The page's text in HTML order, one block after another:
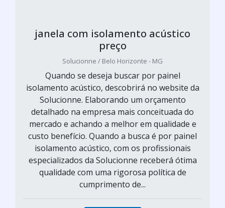
janela com isolamento acústico
preço
Solucionne / Belo Horizonte - MG
Quando se deseja buscar por painel
isolamento acústico, descobrirá no website da
Solucionne. Elaborando um orçamento
detalhado na empresa mais conceituada do
mercado e achando a melhor em qualidade e
custo benefício. Quando a busca é por painel
isolamento acústico, com os profissionais
especializados da Solucionne receberá ótima
qualidade com uma rigorosa política de
cumprimento de...